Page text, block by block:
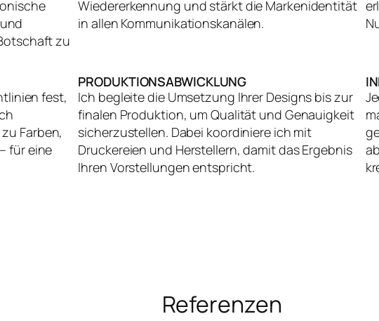
zu
Wiedererkennung und stärkt die Markenidentität
in allen Kommunikationskanälen.
fest,
Farben,
für eine
PRODUKTIONSABWICKLUNG
Ich begleite die Umsetzung Ihrer Designs bis zur
finalen Produktion, um Qualität und Genauigkeit
sicherzustellen. Dabei koordiniere ich mit
Druckereien und Herstellern, damit das Ergebnis
Ihren Vorstellungen entspricht.
Referenzen